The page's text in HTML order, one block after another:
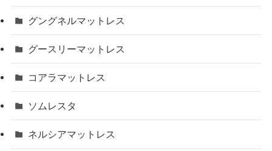
グングネルマットレス
グースリーマットレス
コアラマットレス
ソムレスタ
ネルシアマットレス